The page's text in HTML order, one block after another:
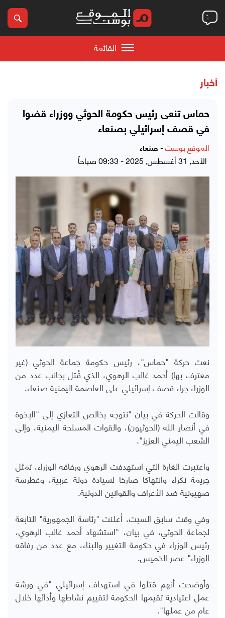
القائمة
أخبار
حماس تنعى رئيس حكومة الحوثي ووزراء قضوا
في قصف إسرائيلي بصنعاء
الموقع بوست- صنعاء
الأحد, 31 أغسطس, 2025 - 09:33 صباحاً
نعت حركة "حماس"، رئيس حكومة جماعة الحوثي (غير
معترف بها) أحمد غالب الرهوي، الذي قُتل بجانب عدد من
الوزراء جراء قصف إسرائيلي على العاصمة اليمنية صنعاء.
وقالت الحركة في بيان "نتوجه بخالص التعازي إلى "الإخوة
في أنصار الله (الحوثيون)، والقوات المسلحة اليمنية، وإلى
الشعب اليمني العزيز".
واعتبرت الغارة التي استهدفت الرهوي ورفاقه الوزراء، تمثل
جريمة نكراء وانتهاكا صارخا لسيادة دولة عربية، وغطرسة
صهيونية ضد الأعراف والقوانين الدولية.
وفي وقت سابق السبت، أعلنت "رئاسة الجمهورية" التابعة
لجماعة الحوثي، في بيان، "استشهاد أحمد غالب الرهوي،
رئيس الوزراء في حكومة التغيير والبناء، مع عدد من رفاقه
الوزراء" عصر الخميس.
وأوضحت أنهم قتلوا في استهداف إسرائيلي "في ورشة
عمل اعتيادية تقيمها الحكومة لتقييم نشاطها وأدائها خلال
عام من عملها".